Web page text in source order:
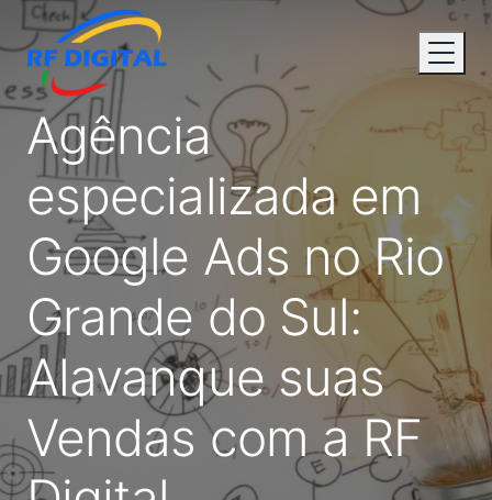
Agência
especializada em
Google Ads no Rio
Grande do Sul:
Alavanque suas
Vendas com a RF